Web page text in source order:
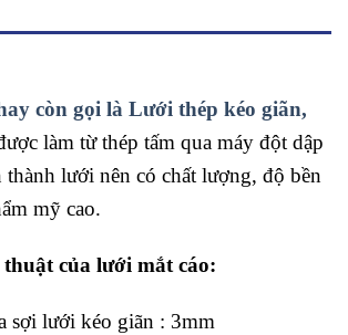
còn gọi là Lưới thép kéo giãn,
làm từ thép tấm qua máy đột dập
thành lưới nên có chất lượng, độ bền
mỹ cao.
của lưới mắt cáo:
sợi lưới kéo giãn : 3mm